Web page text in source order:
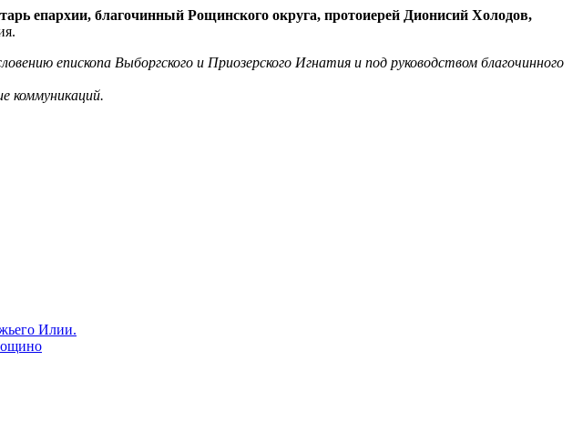
епархии, благочинный Рощинского округа, протоиерей Дионисий Холодов,
епископа Выборгского и Приозерского Игнатия и под руководством благочинного
коммуникаций.
Илии.